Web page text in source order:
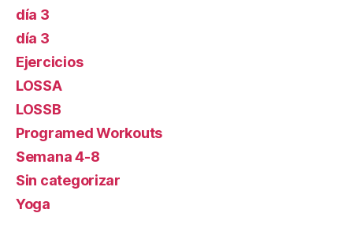
día 3
día 3
Ejercicios
LOSSA
LOSSB
Programed Workouts
Semana 4-8
Sin categorizar
Yoga